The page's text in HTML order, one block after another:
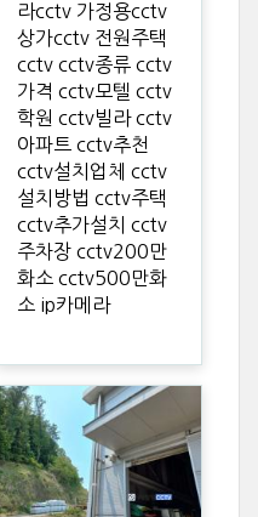
라cctv 가정용cctv
상가cctv 전원주택
cctv cctv종류 cctv
가격 cctv모텔 cctv
학원 cctv빌라 cctv
아파트 cctv추천
cctv설치업체 cctv
설치방법 cctv주택
cctv추가설치 cctv
주차장 cctv200만
화소 cctv500만화
소 ip카메라